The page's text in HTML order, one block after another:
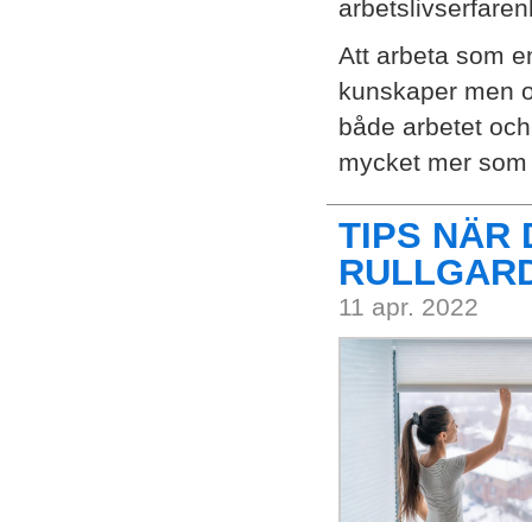
Att arbeta som
kunskaper men
både arbetet
mycket mer
TIPS NÄR
11 apr. 2022